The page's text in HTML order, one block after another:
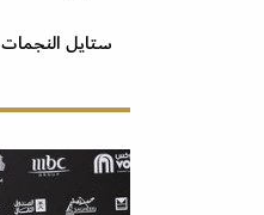
ستايل النجمات